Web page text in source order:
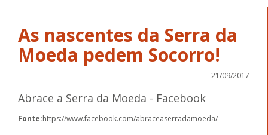
As nascentes da Serra da
Moeda pedem Socorro!
21/09/2017
Abrace a Serra da Moeda - Facebook
Fonte:https://www.facebook.com/abraceaserradamoeda/